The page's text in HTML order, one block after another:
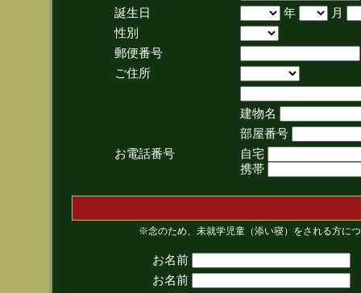
誕生日
年
月
性別
郵便番号
ご住所
建物名
部屋番号
お電話番号
自宅
携帯
※念のため、未就学児童（添い寝）をされる方に
お名前
お名前